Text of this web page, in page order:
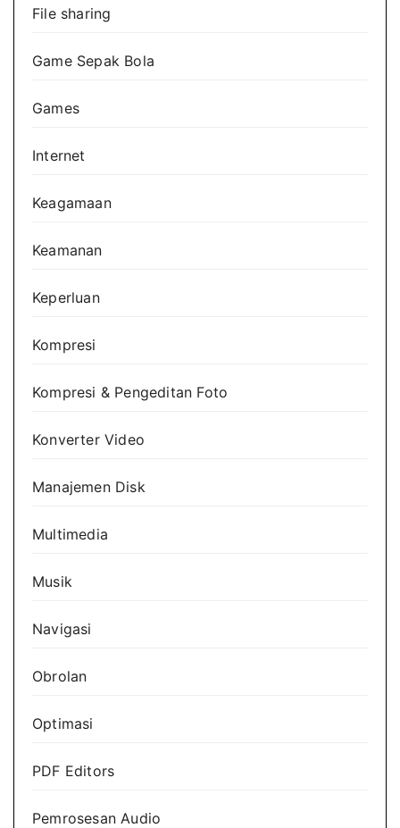
File sharing
Game Sepak Bola
Games
Internet
Keagamaan
Keamanan
Keperluan
Kompresi
Kompresi & Pengeditan Foto
Konverter Video
Manajemen Disk
Multimedia
Musik
Navigasi
Obrolan
Optimasi
PDF Editors
Pemrosesan Audio